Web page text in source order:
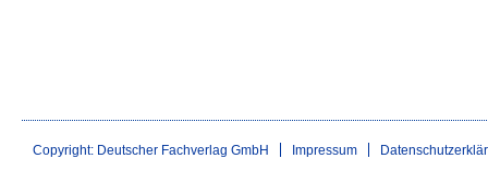
Copyright: Deutscher Fachverlag GmbH Impressum